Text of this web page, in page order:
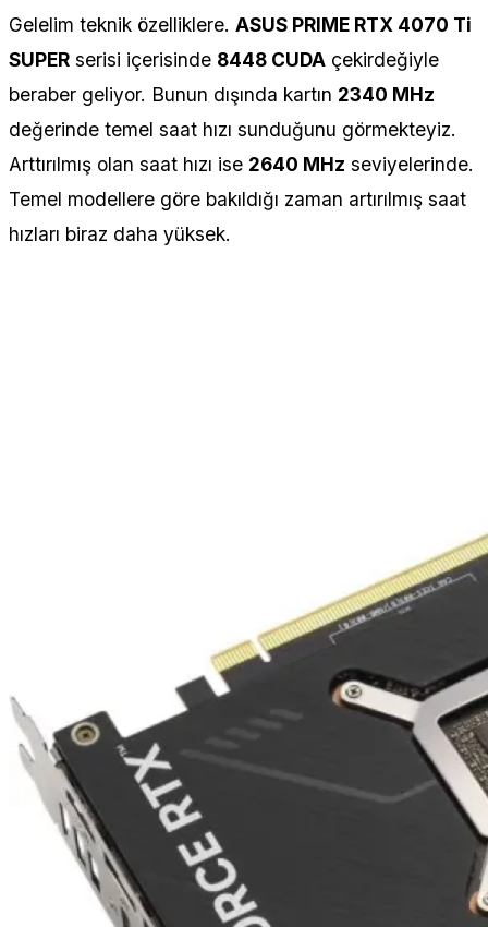
Gelelim teknik özelliklere. ASUS PRIME RTX 4070 Ti
SUPER serisi içerisinde 8448 CUDA çekirdeğiyle
beraber geliyor. Bunun dışında kartın 2340 MHz
değerinde temel saat hızı sunduğunu görmekteyiz.
Arttırılmış olan saat hızı ise 2640 MHz seviyelerinde.
Temel modellere göre bakıldığı zaman artırılmış saat
hızları biraz daha yüksek.